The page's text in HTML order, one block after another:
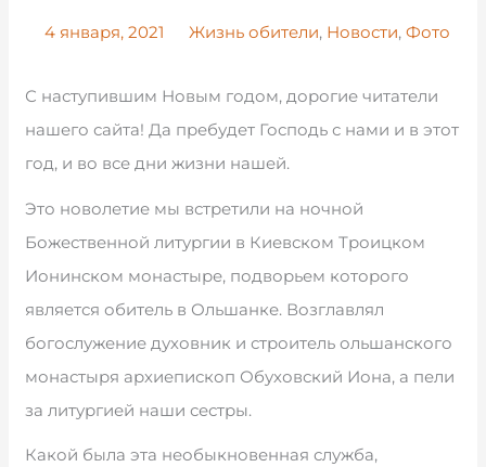
4 января, 2021 Жизнь обители, Новости, Фото
С наступившим Новым годом, дорогие читатели
нашего сайта! Да пребудет Господь с нами и в этот
год, и во все дни жизни нашей.
Это новолетие мы встретили на ночной
Божественной литургии в Киевском Троицком
Ионинском монастыре, подворьем которого
является обитель в Ольшанке. Возглавлял
богослужение духовник и строитель ольшанского
монастыря архиепископ Обуховский Иона, а пели
за литургией наши сестры.
Какой была эта необыкновенная служба,